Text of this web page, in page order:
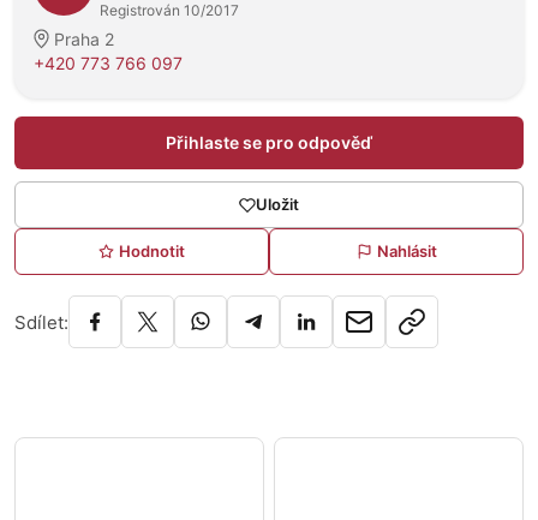
Registrován 10/2017
Praha 2
+420 773 766 097
Přihlaste se pro odpověď
Uložit
Hodnotit Nahlásit
Sdílet: